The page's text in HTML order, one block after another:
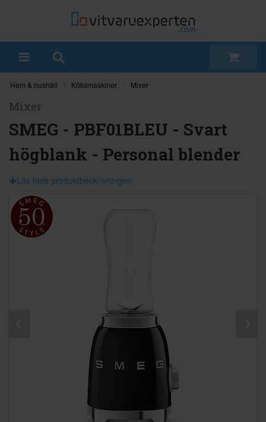
Hem & hushåll Köksmaskiner Mixer
Mixer
SMEG - PBF01BLEU - Svart
högblank - Personal blender
Läs hela produktbeskrivningen